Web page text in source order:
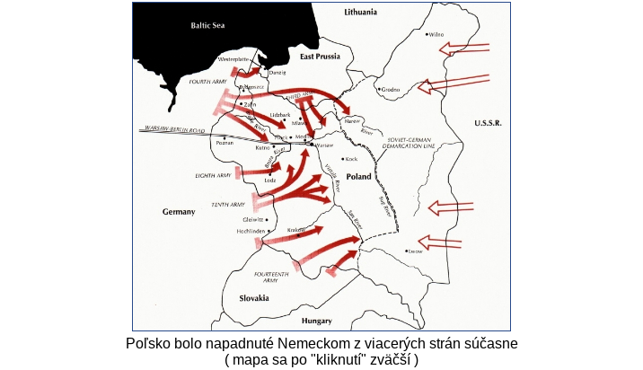
Poľsko bolo napadnuté Nemeckom z viacerých strán súčasne
( mapa sa po "kliknutí" zväčší )